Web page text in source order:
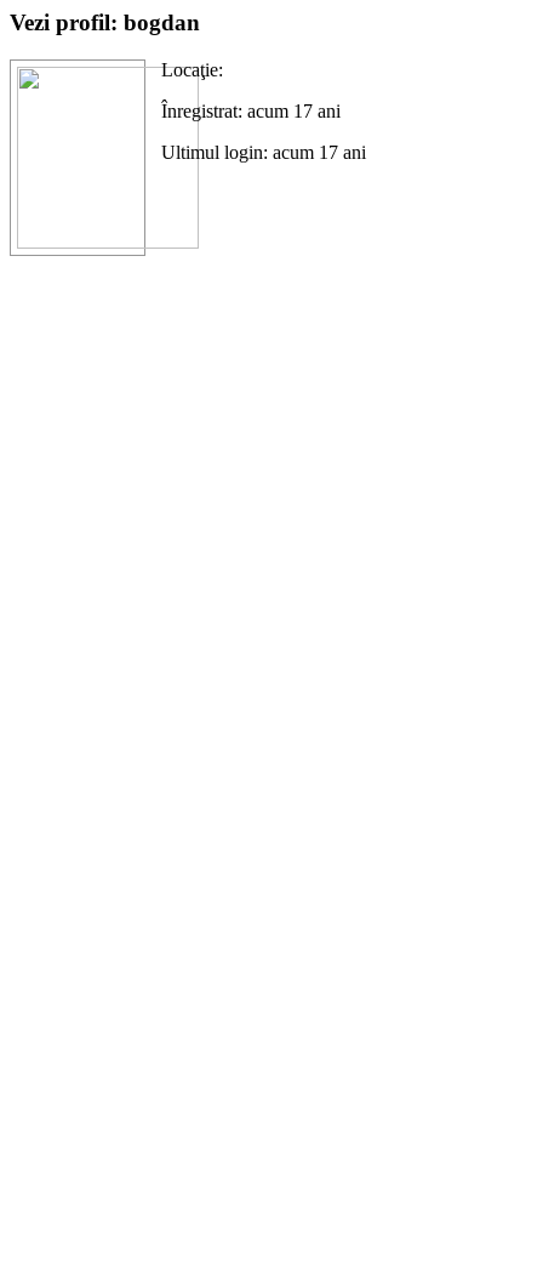
Vezi profil: bogdan
Locaţie:
Înregistrat: acum 17 ani
Ultimul login: acum 17 ani